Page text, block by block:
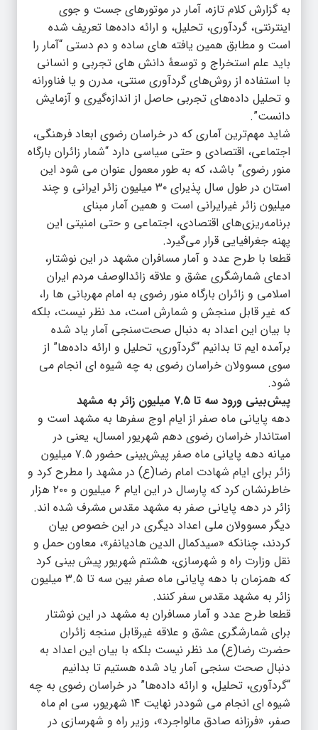
به گزارش کلام تازه، آمار در موتورهای جست و جوی
اینترنتی، گردآوری، تحلیل، و ارائه داده‌ها تعریف شده
است و مطابق همین یافته های ساده و دم دستی “آمار را
باید علم استخراج و توسعهٔ دانش های تجربی و انسانی
با استفاده از روش‌های گردآوری سنتی، مدرن و یا فناورانه
و تحلیل داده‌های تجربی حاصل از اندازه‌گیری و آزمایش
دانست”.
شاید مهم‌ترین آماری که در خراسان رضوی ابعاد فرهنگی،
اجتماعی، اقتصادی و حتی سیاسی دارد “شمار زائران بارگاه
منور رضوی” باشد، که به طور معمول عنوان می شود این
استان در طول سال پذیرای ۳۰ میلیون زائر ایرانی و چند
میلیون زائر غیرایرانی است و همین آمار مبنای
برنامه‌ریزی‌های اقتصادی، اجتماعی و حتی امنیتی این
پهنه جغرافیایی قرار می‌گیرد.
قطعا با طرح عدد و آمار مسافران مشهد در این نوشتار،
ادعای شمارشگری عشق و علاقه زائدالوصف مردم ایران
اسلامی و زائران بارگاه منور رضوی به امام مهربانی ها را،
که غیر قابل سنجش و شمارش است، مد نظر نیست، بلکه
با بیان این اعداد به دنبال صحت‌سنجی آمار یاد شده
برآمده ایم تا بدانیم “گردآوری، تحلیل و ارائه داده‌ها” از
سوی مسوولان خراسان رضوی به چه شیوه ای انجام می
شود.
پیش‌بینی ورود سه تا ۷.۵ میلیون زائر به مشهد
دهه پایانی ماه صفر از ایام اوج سفرها به مشهد است و
استاندار خراسان رضوی دهم شهریور امسال، یعنی در
میانه دهه پایانی ماه صفر پیش‌بینی حضور ۷.۵ میلیون
زائر برای ایام شهادت امام رضا(ع) در مشهد را مطرح کرد و
خاطرنشان کرد که پارسال در این ایام ۶ میلیون و ۲۰۰ هزار
زائر در دهه پایانی صفر به مشهد مقدس مشرف شده اند.
دیگر مسوولان ملی اعداد دیگری در این خصوص بیان
کردند، چنانکه «سیدکمال الدین هادیانفر»، معاون حمل و
نقل وزارت راه و شهرسازی، هشتم شهریور پیش بینی کرد
که همزمان با دهه پایانی ماه صفر بین سه تا ۳.۵ میلیون
زائر به مشهد مقدس سفر کنند.
قطعا طرح عدد و آمار مسافران به مشهد در این نوشتار
برای شمارشگری عشق و علاقه غیرقابل سنجه زائران
حضرت رضا(ع) مد نظر نیست بلکه با بیان این اعداد به
دنبال صحت سنجی آمار یاد شده هستیم تا بدانیم
“گردآوری، تحلیل، و ارائه داده‌ها” در خراسان رضوی به چه
شیوه ای انجام می شوددر نهایت ۱۴ شهریور، سی ام ماه
صفر، «فرزانه صادق مالواجرد»، وزیر راه و شهرسازی در